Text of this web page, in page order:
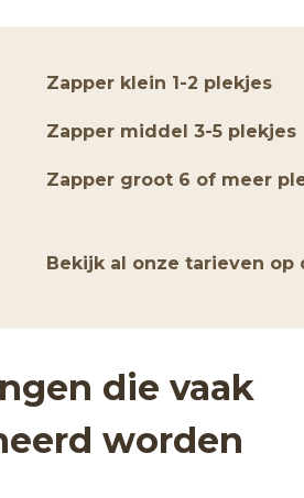
Zapper klein 1-2 plekjes
Zapper middel 3-5 plekjes
Zapper groot 6 of meer
Bekijk al onze tarieven op
die vaak
worden